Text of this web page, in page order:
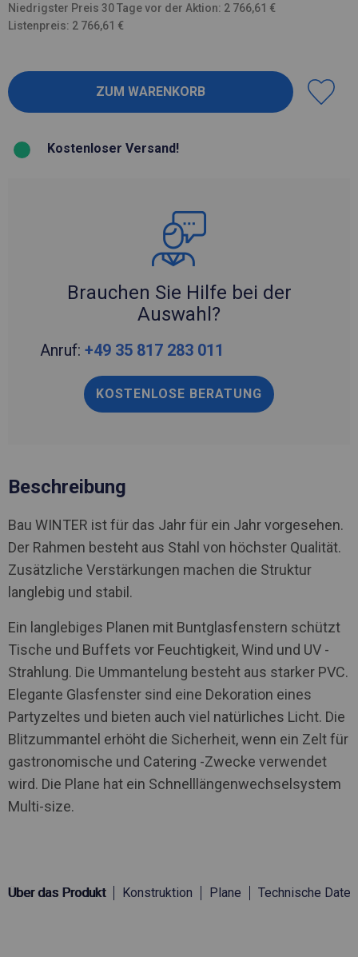
Niedrigster Preis 30 Tage vor der Aktion: 2 766,61 €
Listenpreis: 2 766,61 €
Kostenloser Versand!
Brauchen Sie Hilfe bei der
Auswahl?
Anruf: +49 35 817 283 011
KOSTENLOSE BERATUNG
Beschreibung
Bau WINTER ist für das Jahr für ein Jahr vorgesehen.
Der Rahmen besteht aus Stahl von höchster Qualität.
Zusätzliche Verstärkungen machen die Struktur
langlebig und stabil.
Ein langlebiges Planen mit Buntglasfenstern schützt
Tische und Buffets vor Feuchtigkeit, Wind und UV -
Strahlung. Die Ummantelung besteht aus starker PVC.
Elegante Glasfenster sind eine Dekoration eines
Partyzeltes und bieten auch viel natürliches Licht. Die
Blitzummantel erhöht die Sicherheit, wenn ein Zelt für
gastronomische und Catering -Zwecke verwendet
wird. Die Plane hat ein Schnelllängenwechselsystem
Multi-size.
Über das Produkt Konstruktion Plane Technische Daten